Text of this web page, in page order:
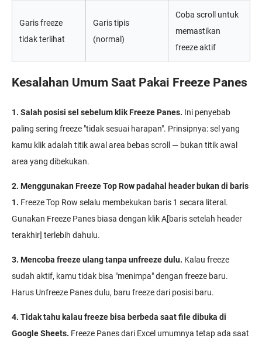
Garis freeze
tidak terlihat
Garis tipis
(normal)
Coba scroll untuk
memastikan
freeze aktif
Kesalahan Umum Saat Pakai Freeze Panes
1. Salah posisi sel sebelum klik Freeze Panes. Ini penyebab
paling sering freeze "tidak sesuai harapan". Prinsipnya: sel yang
kamu klik adalah titik awal area bebas scroll — bukan titik awal
area yang dibekukan.
2. Menggunakan Freeze Top Row padahal header bukan di baris
1. Freeze Top Row selalu membekukan baris 1 secara literal.
Gunakan Freeze Panes biasa dengan klik A[baris setelah header
terakhir] terlebih dahulu.
3. Mencoba freeze ulang tanpa unfreeze dulu. Kalau freeze
sudah aktif, kamu tidak bisa "menimpa" dengan freeze baru.
Harus Unfreeze Panes dulu, baru freeze dari posisi baru.
4. Tidak tahu kalau freeze bisa berbeda saat file dibuka di
Google Sheets. Freeze Panes dari Excel umumnya tetap ada saat